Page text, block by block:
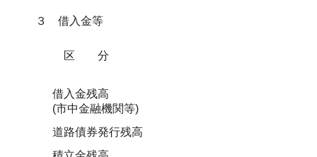
３ 借入金等
区分
借入金残高
(市中金融機関等)
道路債券発行残高